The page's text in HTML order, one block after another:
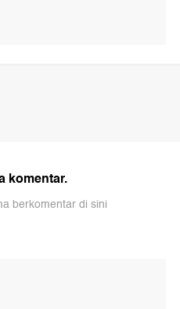
komentar.
berkomentar di sini